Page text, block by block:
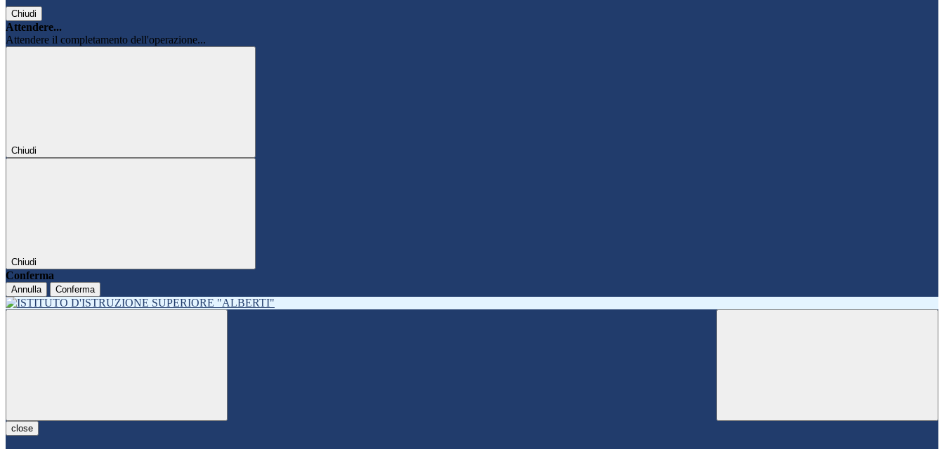
Chiudi
Attendere...
Attendere il completamento dell'operazione...
Chiudi
Chiudi
Conferma
Annulla Conferma
close